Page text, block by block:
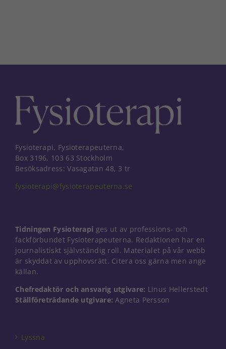
Fysioterapi, Fysioterapeuterna,
Box 3196, 103 63 Stockholm
Besöksadress: Vasagatan 48, 3 tr
fysioterapi@fysioterapeuterna.se
Tidningen Fysioterapi ges ut av professions- och
fackförbundet Fysioterapeuterna. Redaktionen har en
journalistiskt självständig roll. Materialet på vår webb
är skyddat av upphovsrätt. Citera oss gärna men ange
källan.
Chefredaktör och ansvarig utgivare: Linus Hellerstedt
Ställföreträdande utgivare: Agneta Persson
Lyssna
Nödvändiga